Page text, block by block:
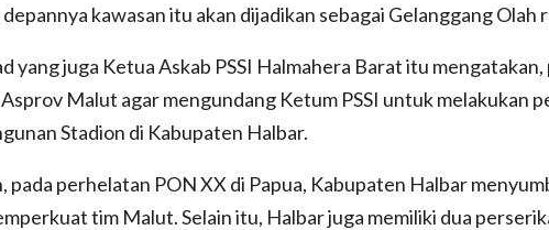
kawasan itu akan dijadikan sebagai Gelanggang Olah
yang juga Ketua Askab PSSI Halmahera Barat itu
Malut agar mengundang Ketum PSSI untuk melakukan
Stadion di Kabupaten Halbar.
pada perhelatan PON XX di Papua, Kabupaten Halbar
tim Malut. Selain itu, Halbar juga memiliki dua